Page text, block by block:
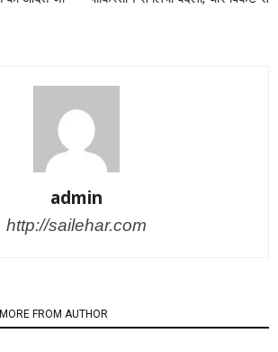
admin
http://sailehar.com
MORE FROM AUTHOR